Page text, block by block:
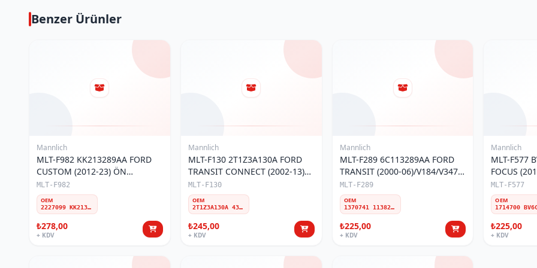
Benzer Ürünler
Mannlich
MLT-F982 KK213289AA FORD
CUSTOM (2012-23) ÖN
ROTBAŞI
MLT-F982
OEM
2227099 KK213289AA KK263289AA 2360730
₺278,00
+ KDV
Mannlich
MLT-F130 2T1Z3A130A FORD
TRANSIT CONNECT (2002-13)
ÖN ROTBAŞI
MLT-F130
OEM
2T1Z3A130A 4381840 W12T143289AA 2T143289AA
₺245,00
+ KDV
Mannlich
MLT-F289 6C113289AA FORD
TRANSIT (2000-06)/V184/V347
ÖN ROTBAŞI
MLT-F289
OEM
1370741 1138275 1490759 1736669 1743642 2470347 4047091 6C113289AA 6C113289AB 6C113289AC 6C1J3289AA BK213289AA ME6C113289AC YC153289AA YC1J3289AA YC1B3289AA VTR1033
₺225,00
+ KDV
Mannlich
MLT-F577
FOCUS
19)/
23) ÖN
MLT-F577
OEM
₺225,00
+ KDV